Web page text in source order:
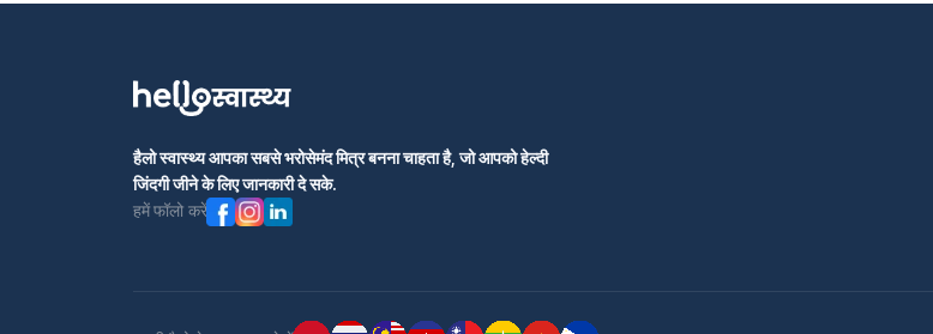
हैलो स्वास्थ्य आपका सबसे भरोसेमंद मित्र बनना चाहता है, जो आपको हेल्दी
जिंदगी जीने के लिए जानकारी दे सके.
हमें फॉलो करें